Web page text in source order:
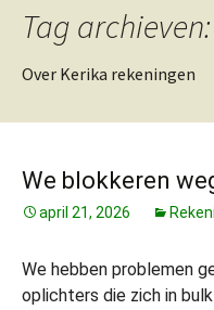
Tag
Over Kerika rekeningen
We blokkeren
april 21, 2026
We hebben problemen
oplichters die zich in